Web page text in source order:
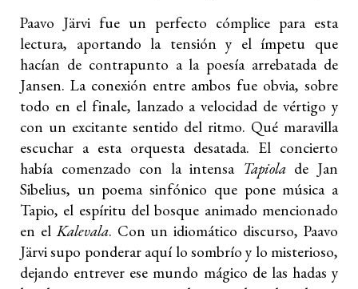
Paavo Järvi fue un perfecto cómplice para esta
lectura, aportando la tensión y el ímpetu que
hacían de contrapunto a la poesía arrebatada de
Jansen. La conexión entre ambos fue obvia, sobre
todo en el finale, lanzado a velocidad de vértigo y
con un excitante sentido del ritmo. Qué maravilla
escuchar a esta orquesta desatada. El concierto
había comenzado con la intensa Tapiolade Jan
Sibelius, un poema sinfónico que pone música a
Tapio, el espíritu del bosque animado mencionado
en elKalevala. Con un idiomático discurso, Paavo
Järvi supo ponderar aquí lo sombrío y lo misterioso,
dejando entrever ese mundo mágico de las hadas y